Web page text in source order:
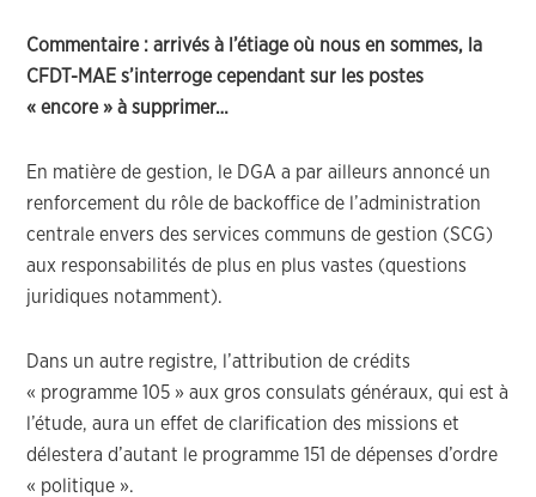
Commentaire : arrivés à l’étiage où nous en sommes, la
CFDT-MAE s’interroge cependant sur les postes
« encore » à supprimer…
En matière de gestion, le DGA a par ailleurs annoncé un
renforcement du rôle de backoffice de l’administration
centrale envers des services communs de gestion (SCG)
aux responsabilités de plus en plus vastes (questions
juridiques notamment).
Dans un autre registre, l’attribution de crédits
« programme 105 » aux gros consulats généraux, qui est à
l’étude, aura un effet de clarification des missions et
délestera d’autant le programme 151 de dépenses d’ordre
« politique ».